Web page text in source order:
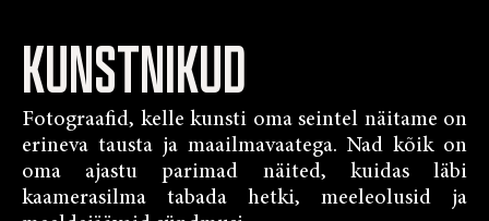
Fotograafid, kelle kunsti oma seintel näitame on
erineva tausta ja maailmavaatega. Nad kõik on
oma ajastu parimad näited, kuidas läbi
kaamerasilma tabada hetki, meeleolusid ja
KUNSTNIKUD